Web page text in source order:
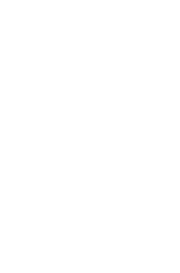
นซี
ซียม
ก
นดี
บี 6